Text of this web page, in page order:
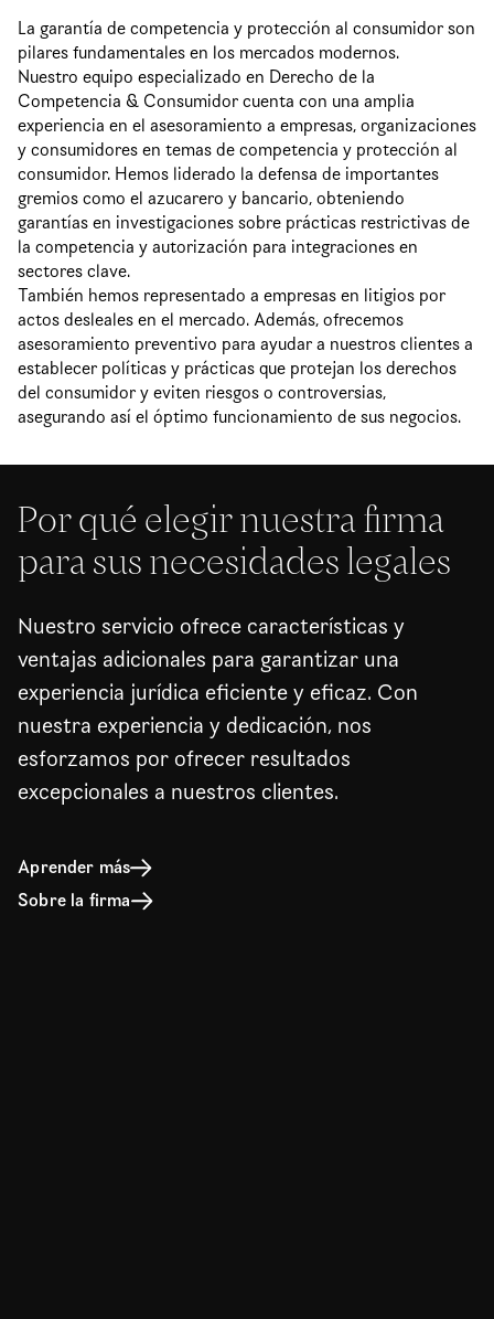
La garantía de competencia y protección al consumidor son
pilares fundamentales en los mercados modernos.
Nuestro equipo especializado en Derecho de la
Competencia & Consumidor cuenta con una amplia
experiencia en el asesoramiento a empresas, organizaciones
y consumidores en temas de competencia y protección al
consumidor. Hemos liderado la defensa de importantes
gremios como el azucarero y bancario, obteniendo
garantías en investigaciones sobre prácticas restrictivas de
la competencia y autorización para integraciones en
sectores clave.
También hemos representado a empresas en litigios por
actos desleales en el mercado. Además, ofrecemos
asesoramiento preventivo para ayudar a nuestros clientes a
establecer políticas y prácticas que protejan los derechos
del consumidor y eviten riesgos o controversias,
asegurando así el óptimo funcionamiento de sus negocios.
Por qué elegir nuestra firma
para sus necesidades legales
Nuestro servicio ofrece características y
ventajas adicionales para garantizar una
experiencia jurídica eficiente y eficaz. Con
nuestra experiencia y dedicación, nos
esforzamos por ofrecer resultados
excepcionales a nuestros clientes.
Aprender más
Sobre la firma